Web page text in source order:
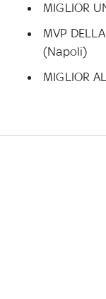
MIGLIOR
MVP
(Napoli)
MIGLIOR